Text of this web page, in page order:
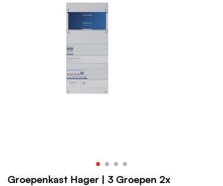
Groepenkast Hager | 3 Groepen 2x